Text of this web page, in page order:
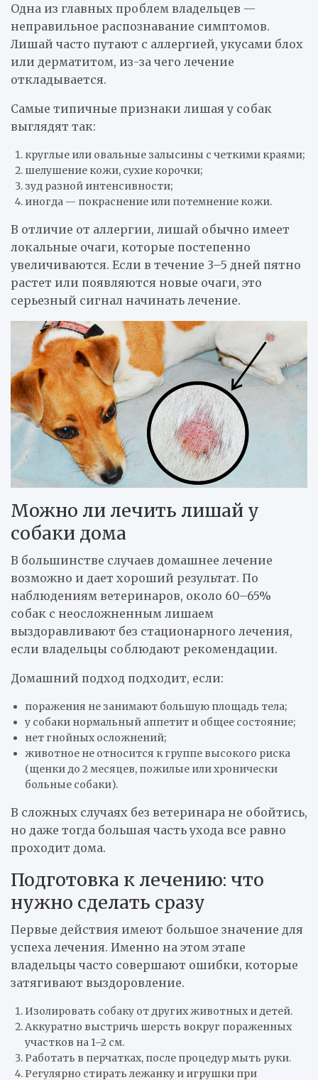
Одна из главных проблем владельцев —
неправильное распознавание симптомов.
Лишай часто путают с аллергией, укусами блох
или дерматитом, из-за чего лечение
откладывается.
Самые типичные признаки лишая у собак
выглядят так:
круглые или овальные залысины с четкими краями;
шелушение кожи, сухие корочки;
зуд разной интенсивности;
иногда — покраснение или потемнение кожи.
В отличие от аллергии, лишай обычно имеет
локальные очаги, которые постепенно
увеличиваются. Если в течение 3–5 дней пятно
растет или появляются новые очаги, это
серьезный сигнал начинать лечение.
Можно ли лечить лишай у
собаки дома
В большинстве случаев домашнее лечение
возможно и дает хороший результат. По
наблюдениям ветеринаров, около 60–65%
собак с неосложненным лишаем
выздоравливают без стационарного лечения,
если владельцы соблюдают рекомендации.
Домашний подход подходит, если:
поражения не занимают большую площадь тела;
у собаки нормальный аппетит и общее состояние;
нет гнойных осложнений;
животное не относится к группе высокого риска
(щенки до 2 месяцев, пожилые или хронически
больные собаки).
В сложных случаях без ветеринара не обойтись,
но даже тогда большая часть ухода все равно
проходит дома.
Подготовка к лечению: что
нужно сделать сразу
Первые действия имеют большое значение для
успеха лечения. Именно на этом этапе
владельцы часто совершают ошибки, которые
затягивают выздоровление.
Изолировать собаку от других животных и детей.
Аккуратно выстричь шерсть вокруг пораженных
участков на 1–2 см.
Работать в перчатках, после процедур мыть руки.
Регулярно стирать лежанку и игрушки при